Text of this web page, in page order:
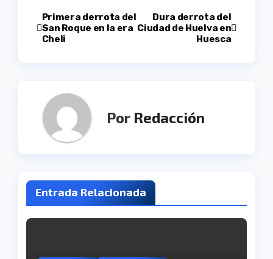
Navegación
de
Dura derrota del
Ciudad de Huelva en
Huesca
Primera derrota del
San Roque en la era
Cheli
Por Redacción
Entrada Relacionada